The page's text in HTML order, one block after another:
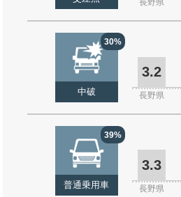
長野県
30%
中破
3.2
長野県
39%
普通乗用車
3.3
長野県